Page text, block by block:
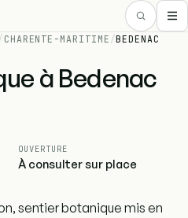
CHARENTE-MARITIME /BEDENAC
à Bedenac
OUVERTURE
À consulter sur place
sentier botanique mis en